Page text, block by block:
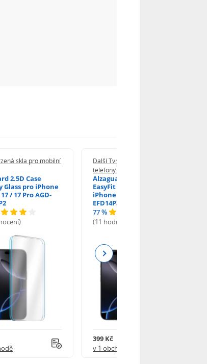
skla pro mobilní
2.5D Case
Glass pro iPhone
/ 17 Pro AGD-
Další Tvrzená skla pro mobilní
telefony
Alzaguard 2.5D Glass
EasyFit DustFree pro
iPhone 16 Pro / 17 AGD-
EFD14P3
77 %
(11 hodnocení)
399 Kč
v 1 obchodě
Next